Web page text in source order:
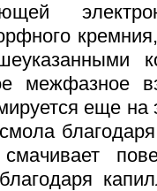
межфазное
еще на